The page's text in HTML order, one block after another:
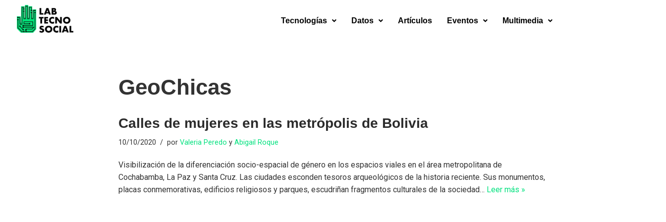
Saltar
Tecnologías Datos Artículos Eventos Multimedia
GeoChicas
Calles de mujeres en las metrópolis de Bolivia
10/10/2020 por Valeria Peredo y Abigail Roque
Visibilización de la diferenciación socio-espacial de género en los espacios viales en el área metropolitana de
Cochabamba, La Paz y Santa Cruz. Las ciudades esconden tesoros arqueológicos de la historia reciente. Sus monumentos,
placas conmemorativas, edificios religiosos y parques, escudriñan fragmentos culturales de la sociedad… Leer más »